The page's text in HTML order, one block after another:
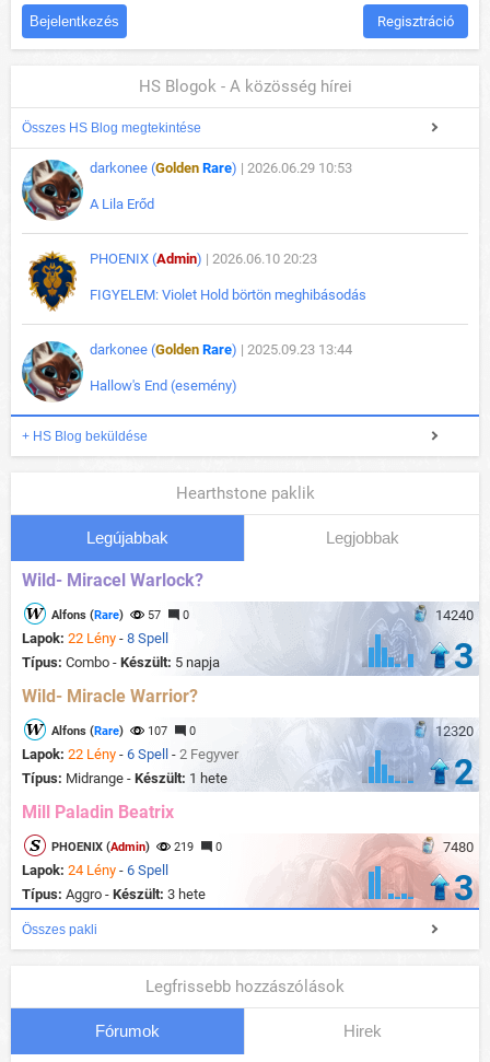
Regisztráció
HS Blogok - A közösség hírei
Összes HS Blog megtekintése
darkonee (Golden Rare) | 2026.06.29 10:53
A Lila Erőd
PHOENIX (Admin) | 2026.06.10 20:23
FIGYELEM: Violet Hold börtön meghibásodás
darkonee (Golden Rare) | 2025.09.23 13:44
Hallow's End (esemény)
+ HS Blog beküldése
Hearthstone paklik
Legújabbak Legjobbak
Wild- Miracel Warlock?
14240
Alfons (Rare) 57 0
Lapok: 22 Lény - 8 Spell
Típus: Combo - Készült: 5 napja 3
Wild- Miracle Warrior?
12320
Alfons (Rare) 107 0
Lapok: 22 Lény - 6 Spell - 2 Fegyver
Típus: Midrange - Készült: 1 hete 2
Mill Paladin Beatrix
7480
PHOENIX (Admin) 219 0
Lapok: 24 Lény - 6 Spell
Típus: Aggro - Készült: 3 hete 3
Összes pakli
Legfrissebb hozzászólások
Fórumok Hirek